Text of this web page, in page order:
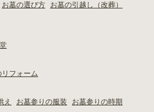
駅で千代田線に乗り換え、乃木坂
霊園に到着できる。特に不便を
まに家族で車で行く事もあるが、
ので困らない。
お墓の選び方
お墓の引越し（改葬）
リフォーム
え お墓参りの服装
お墓参りの時期